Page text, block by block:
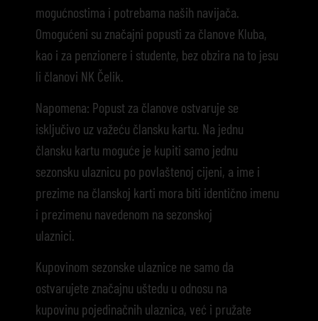
mogućnostima i potrebama naših navijača.
Omogućeni su značajni popusti za članove Kluba,
kao i za penzionere i studente, bez obzira na to jesu
li članovi NK Čelik.
Napomena: Popust za članove ostvaruje se
isključivo uz važeću člansku kartu. Na jednu
člansku kartu moguće je kupiti samo jednu
sezonsku ulaznicu po povlaštenoj cijeni, a ime i
prezime na članskoj karti mora biti identično imenu
i prezimenu navedenom na sezonskoj
ulaznici.
Kupovinom sezonske ulaznice ne samo da
ostvarujete značajnu uštedu u odnosu na
kupovinu pojedinačnih ulaznica, već i pružate